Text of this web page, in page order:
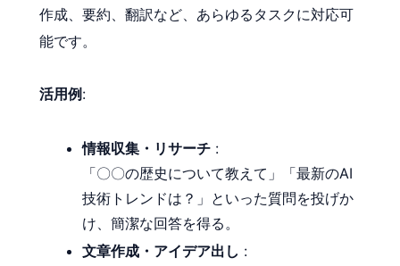
作成、要約、翻訳など、あらゆるタスクに対応可
能です。
活用例 :
情報収集・リサーチ :
「〇〇の歴史について教えて」「最新のAI
技術トレンドは？」といった質問を投げか
け、簡潔な回答を得る。
文章作成・アイデア出し :